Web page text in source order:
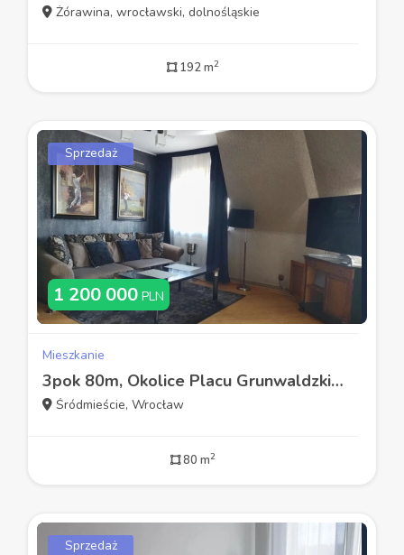
Żórawina, wrocławski, dolnośląskie
192 m2
Sprzedaż
1 200 000 PLN
Mieszkanie
3pok 80m, Okolice Placu Grunwaldzkiego LUX/PIWNICA (Wrocław)
Śródmieście, Wrocław
80 m2
Sprzedaż